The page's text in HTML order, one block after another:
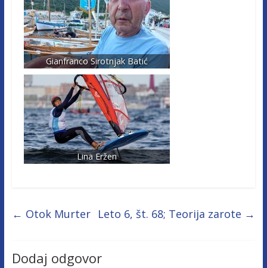
Gianfranco Sirotnjak Batić
Lina Eržen
← Otok Murter Leto 6, št. 68; Teorija zarote →
Dodaj odgovor